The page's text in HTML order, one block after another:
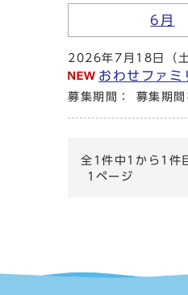
6月
2026年7月18日（土
おわせファ
募集期間： 募集期
全1件中1から1件
1ページ